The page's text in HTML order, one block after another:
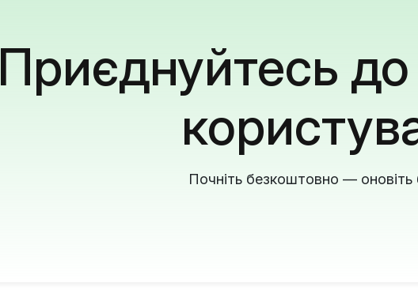
Приєднуйтесь до
Почніть безкоштовно — оновіть